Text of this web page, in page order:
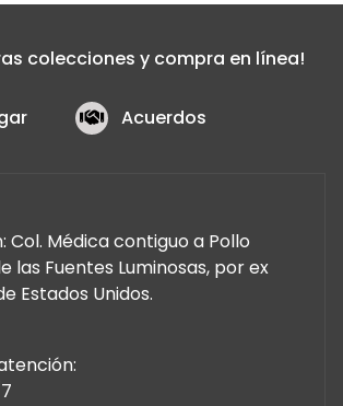
colecciones y compra en línea!
Acuerdos
Col. Médica contiguo a Pollo
las Fuentes Luminosas, por ex
Estados Unidos.